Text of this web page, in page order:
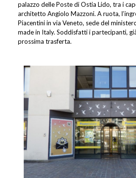
palazzo delle Poste di Ostia Lido, tra i
architetto Angiolo Mazzoni. A ruota,
Piacentini in via Veneto, sede del
made in Italy. Soddisfatti i partecipanti,
prossima trasferta.